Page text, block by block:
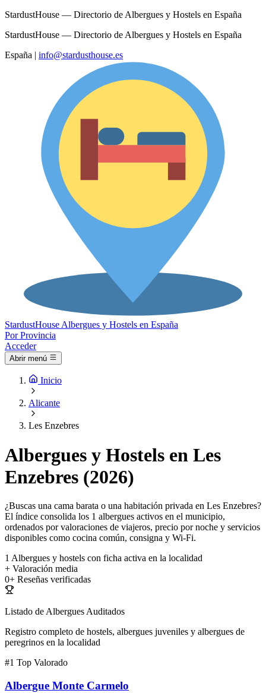
StardustHouse — Directorio de Albergues y Hostels en España
StardustHouse — Directorio de Albergues y Hostels en España
España | info@stardusthouse.es
StardustHouse Albergues y Hostels en España
Por Provincia
Acceder
Abrir menú
Inicio
Alicante
Les Enzebres
Albergues y Hostels en Les
Enzebres (2026)
¿Buscas una cama barata o una habitación privada en Les Enzebres?
El índice consolida los 1 albergues activos en el municipio,
ordenados por valoraciones de viajeros, precio por noche y servicios
disponibles como cocina común, consigna y Wi-Fi.
1 Albergues y hostels con ficha activa en la localidad
+ Valoración media
0+ Reseñas verificadas
Listado de Albergues Auditados
Registro completo de hostels, albergues juveniles y albergues de
peregrinos en la localidad
#1 Top Valorado
Albergue Monte Carmelo